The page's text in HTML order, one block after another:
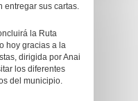
entregar sus cartas.
la Ruta
hoy gracias a la
dirigida por Anai
los diferentes
del municipio.